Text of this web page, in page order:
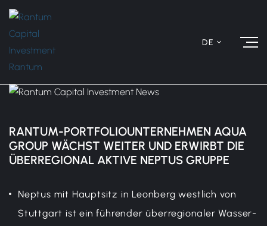
DE
RANTUM-PORTFOLIOUNTERNEHMEN AQUA
GROUP WÄCHST WEITER UND ERWIRBT DIE
ÜBERREGIONAL AKTIVE NEPTUS GRUPPE
Neptus mit Hauptsitz in Leonberg westlich von
Stuttgart ist ein führender überregionaler Wasser-